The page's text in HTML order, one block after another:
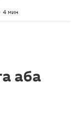
4 мин
аба